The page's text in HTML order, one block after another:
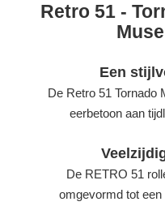
Retro 51 -
Een
De Retro 51 Tornado
eerbetoon aan
De RETRO 51
omgevormd tot